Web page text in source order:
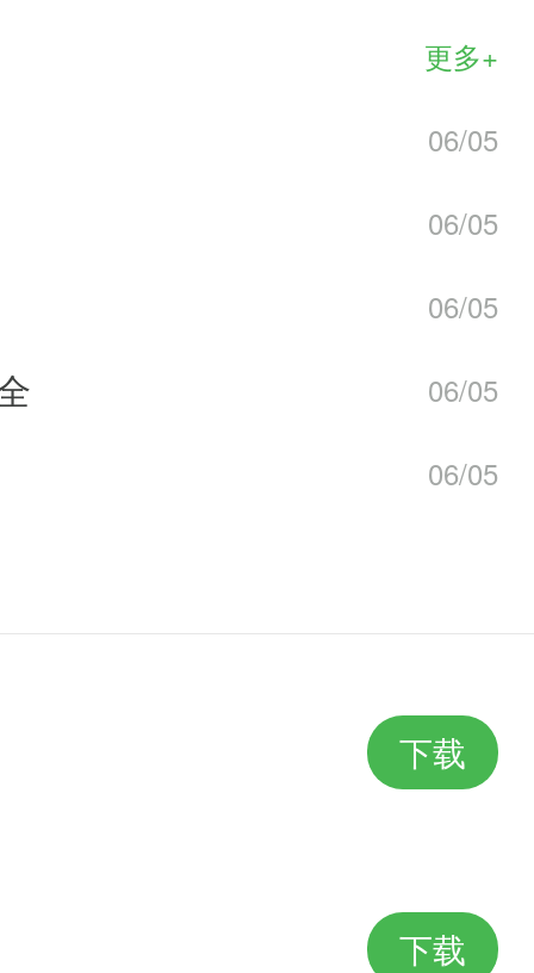
。
省下一笔PSP的费用来更愉快的
更多+
06/05
06/05
06/05
06/05
06/05
下载
下载